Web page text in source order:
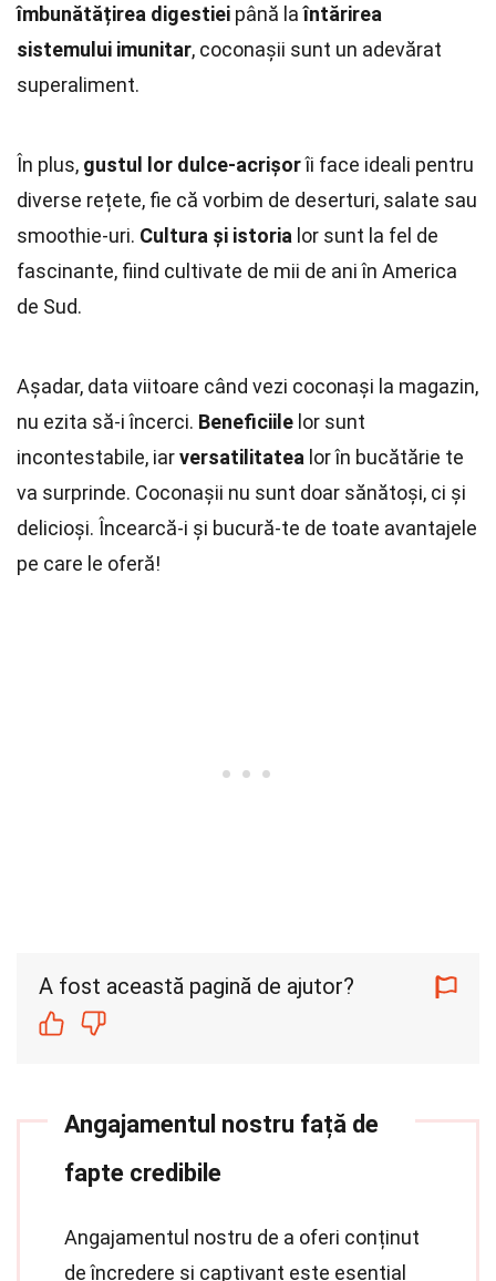
îmbunătățirea digestiei până laîntărirea
sistemului imunitar, coconașii sunt un adevărat
superaliment.
În plus, gustul lor dulce-acrișorîi face ideali pentru
diverse rețete, fie că vorbim de deserturi, salate sau
smoothie-uri. Cultura și istoria lor sunt la fel de
fascinante, fiind cultivate de mii de ani în America
de Sud.
Așadar, data viitoare când vezi coconași la magazin,
nu ezita să-i încerci. Beneficiile lor sunt
incontestabile, iarversatilitatea lor în bucătărie te
va surprinde. Coconașii nu sunt doar sănătoși, ci și
delicioși. Încearcă-i și bucură-te de toate avantajele
pe care le oferă!
A fost această pagină de ajutor?
Angajamentul nostru față de
fapte credibile
Angajamentul nostru de a oferi conținut
de încredere și captivant este esențial